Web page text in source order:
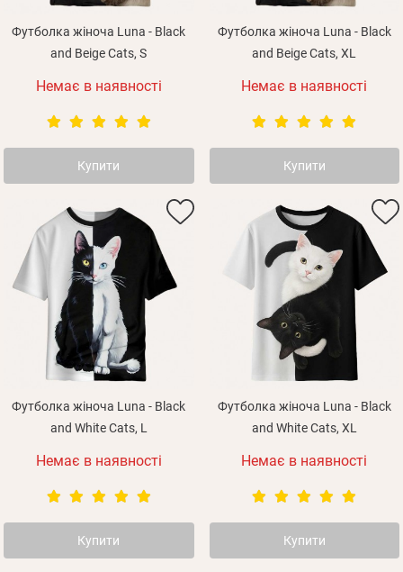
Футболка жіноча Luna - Black
and Beige Cats, S
Немає в наявності
Купити
Футболка жіноча Luna - Black
and Beige Cats, XL
Немає в наявності
Купити
Футболка жіноча Luna - Black
and White Cats, L
Немає в наявності
Купити
Футболка жіноча Luna - Black
and White Cats, XL
Немає в наявності
Купити